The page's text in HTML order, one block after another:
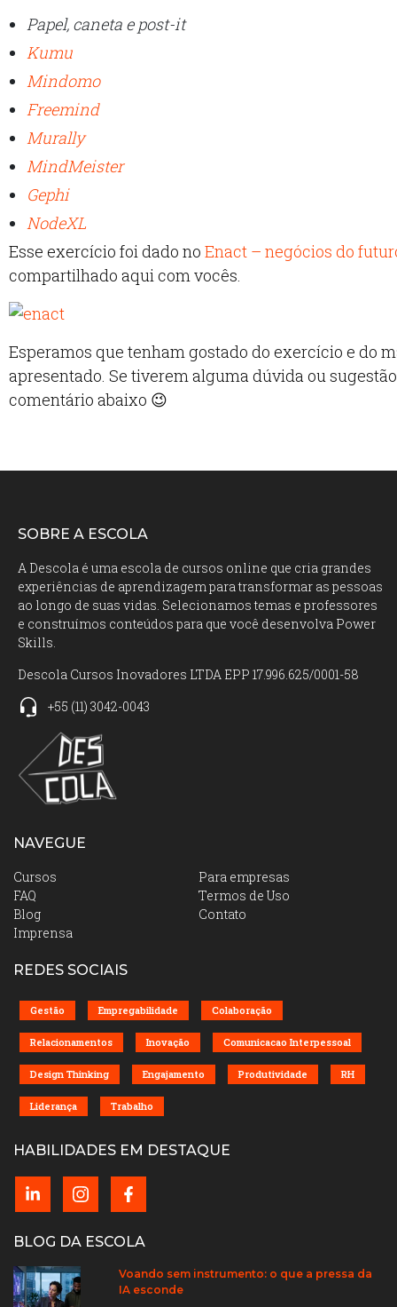
Papel, caneta e post-it
Kumu
Mindomo
Freemind
Murally
MindMeister
Gephi
NodeXL
Esse exercício foi dado no Enact – negócios do
compartilhado aqui com vocês.
Esperamos que tenham gostado do exercício e do
apresentado. Se tiverem alguma dúvida ou
comentário abaixo 😉
SOBRE A ESCOLA
A Descola é uma escola de cursos online que cria grandes
experiências de aprendizagem para transformar as pessoas
ao longo de suas vidas. Selecionamos temas e professores
e construímos conteúdos para que você desenvolva Power
Skills.
Descola Cursos Inovadores LTDA EPP 17.996.625/0001-58
+55 (11) 3042-0043
REDES SOCIAIS
Gestão Empregabilidade Colaboração
Relacionamentos Inovação Comunicacao Interpessoal
Design Thinking Engajamento Produtividade RH
Liderança Trabalho
HABILIDADES EM DESTAQUE
BLOG DA ESCOLA
Voando sem instrumento: o que a pressa da
IA esconde
NAVEGUE
Cursos
Para empresas
FAQ
Termos de Uso
Blog
Contato
Imprensa